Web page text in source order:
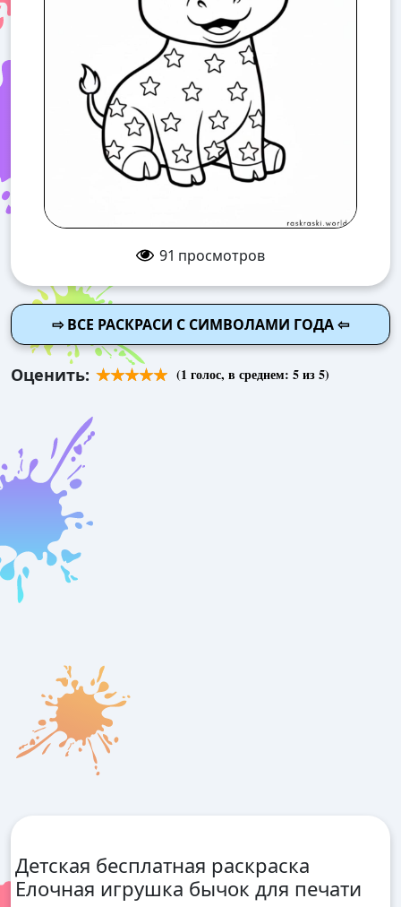
91 просмотров
⇨ ВСЕ РАСКРАСИ С СИМВОЛАМИ ГОДА ⇦
Оценить: (1 голос, в среднем: 5из 5)
Детская бесплатная раскраска
Елочная игрушка бычок для печати